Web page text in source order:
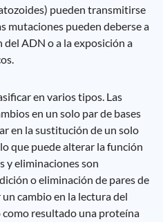
pueden transmitirse
mutaciones pueden deberse a
ADN o a la exposición a
en varios tipos. Las
en un solo par de bases
en la sustitución de un solo
que puede alterar la función
y eliminaciones son
o eliminación de pares de
cambio en la lectura del
como resultado una proteína